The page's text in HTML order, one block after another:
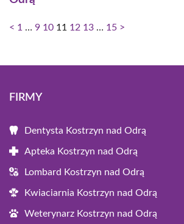
< 1 … 9 10 11 12 13 … 15 >
FIRMY
Dentysta Kostrzyn nad Odrą
Apteka Kostrzyn nad Odrą
Lombard Kostrzyn nad Odrą
Kwiaciarnia Kostrzyn nad Odrą
Weterynarz Kostrzyn nad Odrą